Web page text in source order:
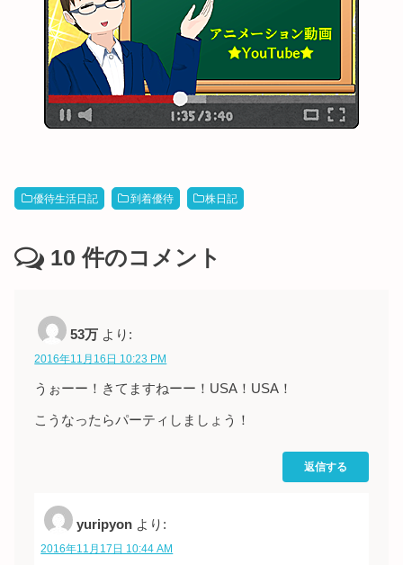
優待生活日記 到着優待 株日記
10 件のコメント
53万 より:
2016年11月16日 10:23 PM
うぉーー！きてますねーー！USA！USA！
こうなったらパーティしましょう！
返信する
yuripyon より:
2016年11月17日 10:44 AM